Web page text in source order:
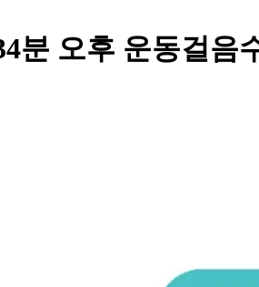
분 오후 운동걸음